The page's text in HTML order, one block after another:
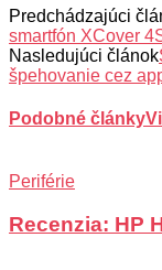
Predchádzajúci
smartfón XCover
Nasledujúci článok
špehovanie cez
Podobné články
Periférie
Recenzia: HP